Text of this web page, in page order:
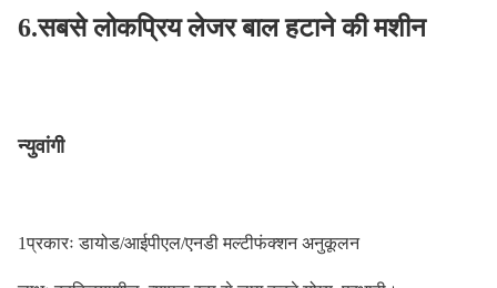
6.सबसे लोकप्रिय लेजर बाल हटाने की मशीन
न्युवांगी
1प्रकारः डायोड/आईपीएल/एनडी मल्टीफंक्शन अनुकूलन